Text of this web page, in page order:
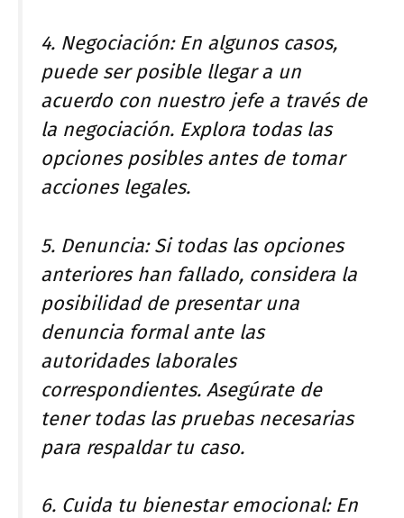
4. Negociación: En algunos casos,
puede ser posible llegar a un
acuerdo con nuestro jefe a través de
la negociación. Explora todas las
opciones posibles antes de tomar
acciones legales.
5. Denuncia: Si todas las opciones
anteriores han fallado, considera la
posibilidad de presentar una
denuncia formal ante las
autoridades laborales
correspondientes. Asegúrate de
tener todas las pruebas necesarias
para respaldar tu caso.
6. Cuida tu bienestar emocional: En